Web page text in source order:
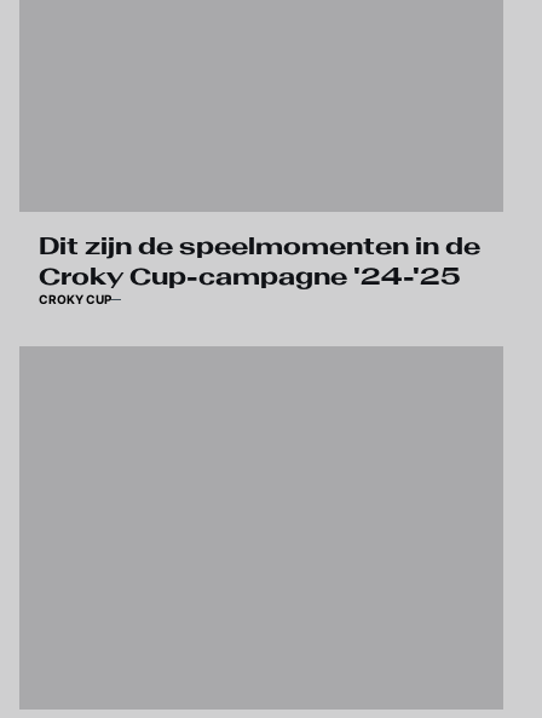
Dit zijn de speelmomenten in de
Croky Cup-campagne '24-'25
CROKY CUP